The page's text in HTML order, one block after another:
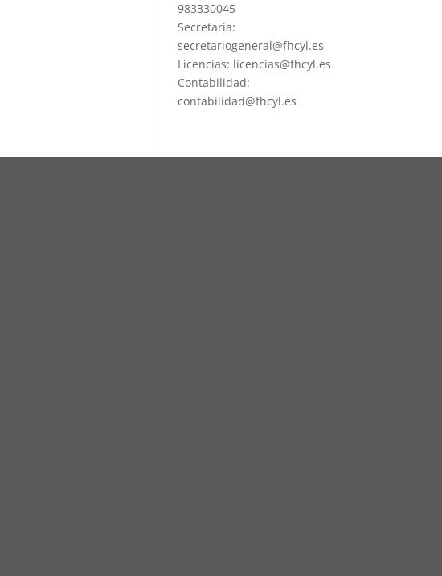
983330045
Secretaria:
secretariogeneral@fhcyl.es
Licencias: licencias@fhcyl.es
Contabilidad:
contabilidad@fhcyl.es